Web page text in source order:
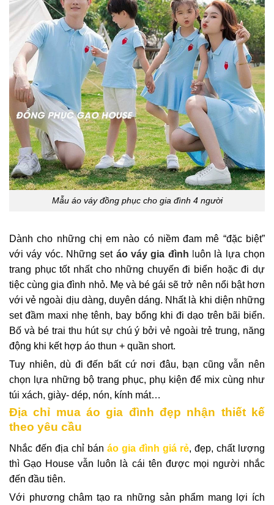
Mẫu áo váy đồng phục cho gia đình 4 người
Dành cho những chị em nào có niềm đam mê “đặc biệt”
với váy vóc. Những set áo váy gia đình
uôn là lựa chọn
trang phục tốt nhất cho những chuyến đi biển hoặc đi dự
tiệc cùng gia đình nhỏ. Mẹ và bé gái sẽ trở nên nổi bật hơn
với vẻ ngoài dịu dàng, duyên dáng. Nhất là khi diện những
set đầm maxi nhẹ tênh, bay bổng khi đi dạo trên bãi biển.
Bố và bé trai thu hút sự chú ý bởi vẻ ngoài trẻ trung, năng
động khi kết hợp áo thun + quần short.
Tuy nhiên, dù đi đến bất cứ nơi đâu, bạn cũng vẫn nên
chọn lựa những bộ trang phục, phụ kiện để mix cùng như
túi xách, giày- dép, nón, kính mát…
Địa chỉ mua áo gia đình đẹp nhận thiết kế
theo yêu cầu
Nhắc đến địa chỉ bán áo gia đình giá rẻ, đẹp, chất lượng
thì Gạo House vẫn luôn là cái tên được mọi người nhắc
đến đầu tiên.
Với phương châm tạo ra những sản phẩm mang lợi ích